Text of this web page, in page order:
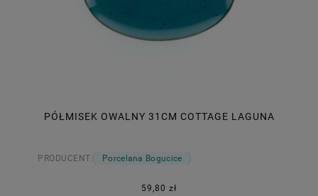
PÓŁMISEK OWALNY 31CM COTTAGE LAGUNA
PRODUCENT: Porcelana Bogucice
59,80 zł